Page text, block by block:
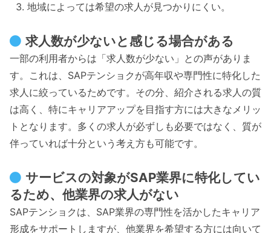
地域によっては希望の求人が見つかりにくい。
求人数が少ないと感じる場合がある
一部の利用者からは「求人数が少ない」との声がありま
す。これは、SAPテンショクが高年収や専門性に特化した
求人に絞っているためです。その分、紹介される求人の質
は高く、特にキャリアアップを目指す方には大きなメリッ
トとなります。多くの求人が必ずしも必要ではなく、質が
伴っていれば十分という考え方も可能です。
サービスの対象がSAP業界に特化してい
るため、他業界の求人がない
SAPテンショクは、SAP業界の専門性を活かしたキャリア
形成をサポートしますが、他業界を希望する方には向いて